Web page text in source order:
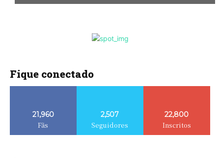
Fique conectado
21,960
Fãs
2,507
Seguidores
22,800
Inscritos